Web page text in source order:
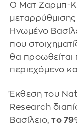
Ο Ματ Ζαρμπ-
Ηνωμένο
που
θα προωθείται
περιεχόμενο
Έκθεση του
Research
Βασίλειο, το